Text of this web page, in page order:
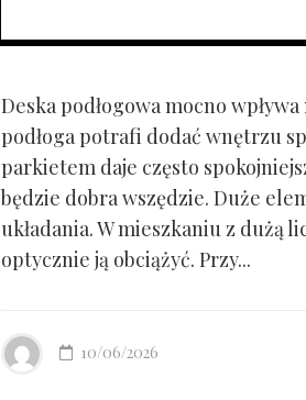
Deska podłogowa mocno
podłoga potrafi dodać wnętrzu
parkietem daje często
będzie dobra wszędzie. Duże
układania. W mieszkaniu z dużą
optycznie ją obciążyć. Przy...
10/06/2026